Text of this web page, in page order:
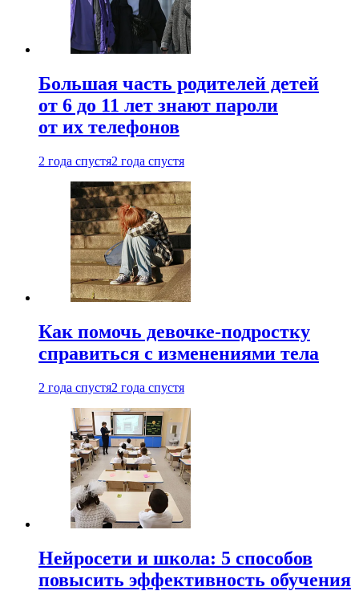
Большая часть родителей детей
от 6 до 11 лет знают пароли
от их телефонов
2 года спустя2 года спустя
Как помочь девочке-подростку
справиться с изменениями тела
2 года спустя2 года спустя
Нейросети и школа: 5 способов
повысить эффективность обучения